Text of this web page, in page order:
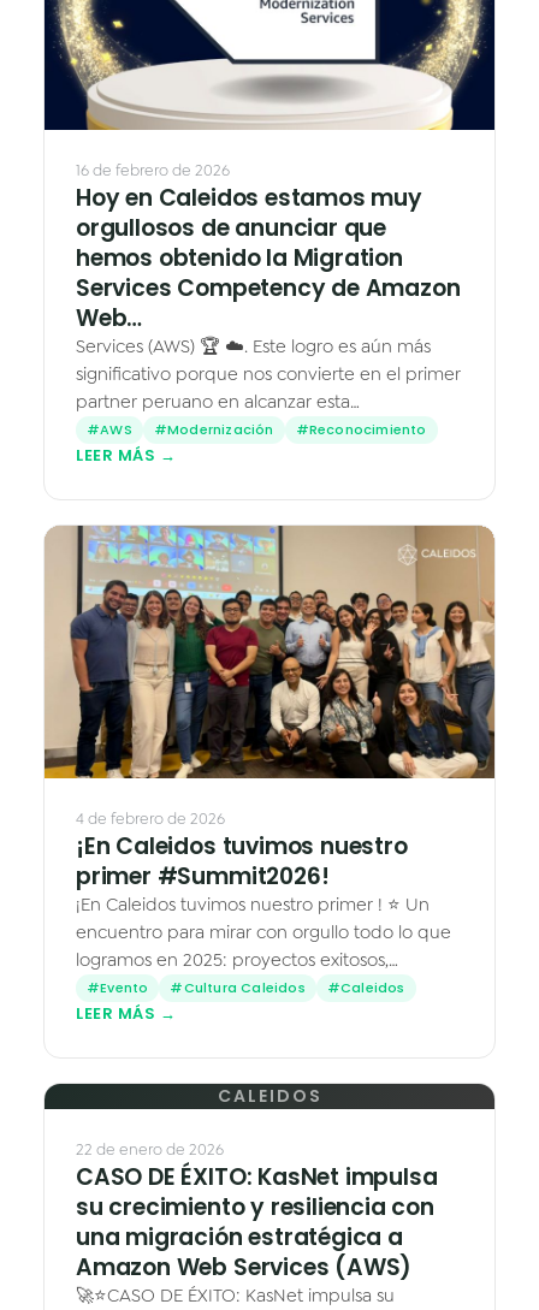
16 de febrero de 2026
Hoy en Caleidos estamos muy
orgullosos de anunciar que
hemos obtenido la Migration
Services Competency de Amazon
Web…
Services (AWS) 🏆 ☁️. Este logro es aún más
significativo porque nos convierte en el primer
partner peruano en alcanzar esta
competencia, un reconocimiento que valida
nuestra capacidad técnica,…
#AWS #Modernización #Reconocimiento
LEER MÁS →
4+ fotos
4 de febrero de 2026
¡En Caleidos tuvimos nuestro
primer #Summit2026!
¡En Caleidos tuvimos nuestro primer ! ⭐ Un
encuentro para mirar con orgullo todo lo que
logramos en 2025: proyectos exitosos,
excelentes calificaciones de nuestros clientes y
resultados que reflejan…
#Evento #Cultura Caleidos #Caleidos
LEER MÁS →
CALEIDOS
22 de enero de 2026
CASO DE ÉXITO: KasNet impulsa
su crecimiento y resiliencia con
una migración estratégica a
Amazon Web Services (AWS)
🚀⭐CASO DE ÉXITO: KasNet impulsa su